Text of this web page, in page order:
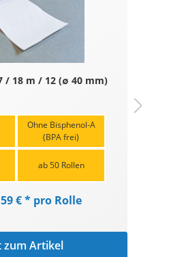
/ 18 m / 12 (∅ 40 mm)
Ohne Bisphenol-A
(BPA frei)
ab 50 Rollen
€ * pro Rolle
zum Artikel